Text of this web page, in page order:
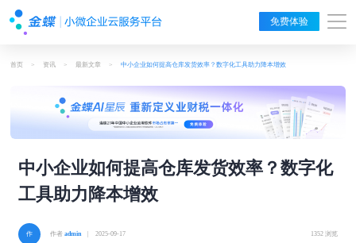
免费体验
首页 > 资讯 > 最新文章 > 中小企业如何提高仓库发货效率？数字化工具助力降本增效
中小企业如何提高仓库发货效率？数字化
工具助力降本增效
作者admin| 2025-09-17 1352 浏览